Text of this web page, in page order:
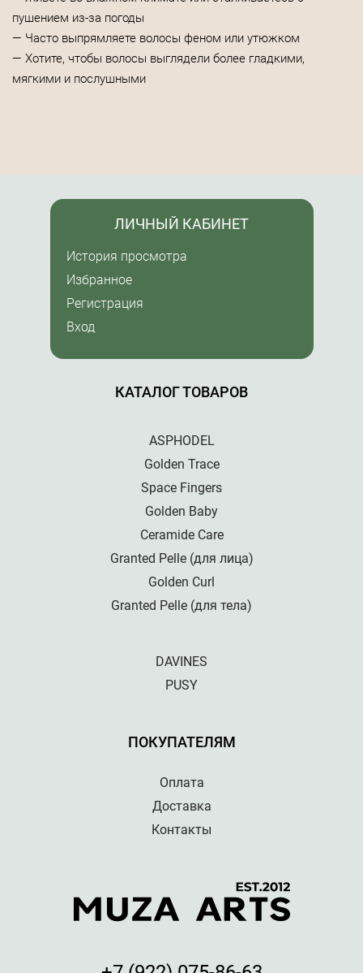
пушением из-за погоды
— Часто выпрямляете волосы феном или утюжком
— Хотите, чтобы волосы выглядели более гладкими,
мягкими и послушными
КАТАЛОГ ТОВАРОВ
ASPHODEL
Golden Trace
Space Fingers
Golden Baby
Ceramide Care
Granted Pelle (для лица)
Golden Curl
Granted Pelle (для тела)
DAVINES
PUSY
ПОКУПАТЕЛЯМ
Оплата
Доставка
Контакты
ЛИЧНЫЙ КАБИНЕТ
История просмотра
Избранное
Регистрация
Вход